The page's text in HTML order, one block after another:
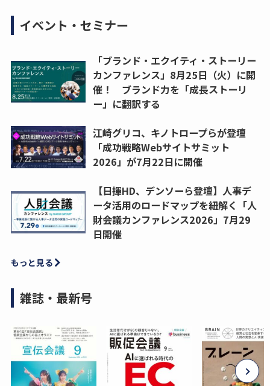
イベント・セミナー
「ブランド・エクイティ・ストーリー
カンファレンス」8月25日（火）に開
催！ ブランド力を「成長ストーリ
ー」に翻訳する
江崎グリコ、キノトロープらが登壇
「成功戦略Webサイトサミット
2026」が7月22日に開催
【日揮HD、デンソーら登壇】人事デ
ータ活用のロードマップを紐解く「人
財会議カンファレンス2026」7月29
日開催
もっと見る
雑誌・最新号